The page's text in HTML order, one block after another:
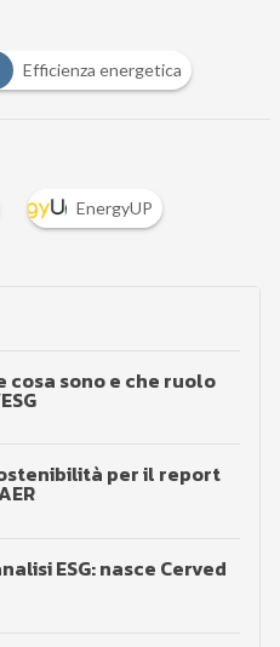
Efficienza energetica
EnergyUP
cosa sono e che ruolo
per il report
ESG: nasce Cerved